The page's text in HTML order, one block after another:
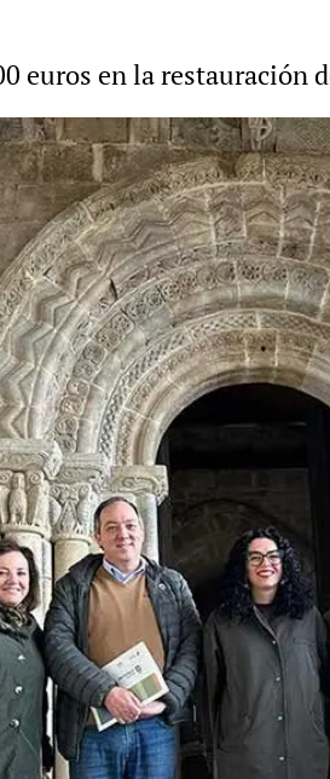
euros en la restauración